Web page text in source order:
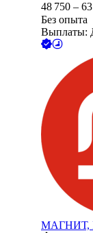
48 750 –
Без опыта
Выплаты:
МАГНИТ,